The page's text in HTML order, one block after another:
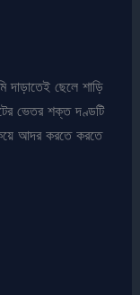
ছেলে শাড়ি
ভেতর শক্ত দণ্ডটি
আদর করতে করতে